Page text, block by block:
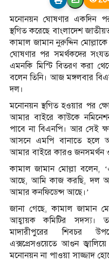
মনোনয়ন ঘোষণার একদিন পর
স্থগিত করেছে বাংলাদেশ
কামাল জামান নুরুদ্দিন
ঘোষণার পর সমর্থকদের
এমনকি মিস্টি বিতরণ করা
বলেন তিনি। আজ মঙ্গলবার
দল।
মনোনয়ন স্থগিত হওয়ার পর
আমার বাইরে কাউকে
পাবে না বিএনপি। আর সেই
আসনে এমপি বানাতে হলে
আমার বাইরে কারও
কামাল জামান মোল্লা বলেন,
আছে, আমি কাজ করছি, দল
আমার কনফিডেন্স আছে।’
জানা গেছে, কামাল জামান
আহ্বায়ক কমিটির সদস্য।
মাদারীপুরের শিবচর
এক্সপ্রেসওয়েতে আগুন
মনোনয়ন না পাওয়া সাজ্জাদ